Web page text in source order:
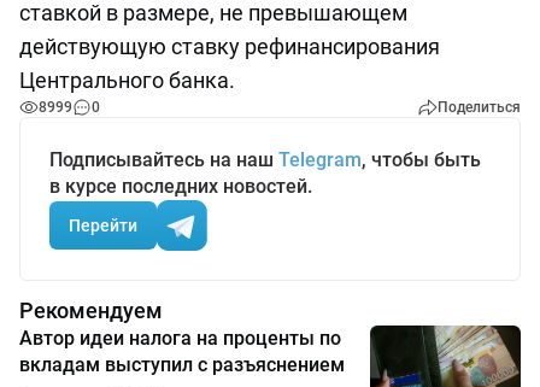
ставкой в размере, не превышающем
действующую ставку рефинансирования
Центрального банка.
8999 0 Поделиться
Подписывайтесь на наш Telegram, чтобы быть
в курсе последних новостей.
Перейти
Рекомендуем
Автор идеи налога на проценты по
вкладам выступил с разъяснением